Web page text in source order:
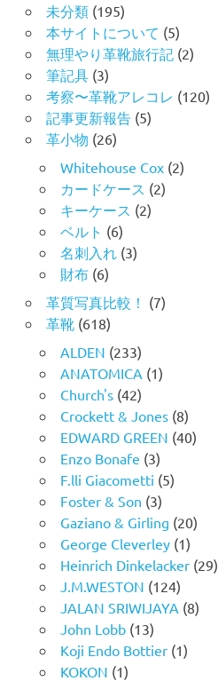
未分類(195)
本サイトについて (5)
無理やり革靴旅行記 (2)
筆記具(3)
考察〜革靴アレコレ (120)
記事更新報告(5)
革小物 (26)
Whitehouse Cox(2)
カードケース (2)
キーケース (2)
ベルト (6)
名刺入れ (3)
財布(6)
革質写真比較！ (7)
革靴(618)
ALDEN (233)
ANATOMICA (1)
Church's(42)
Crockett & Jones(8)
EDWARD GREEN (40)
Enzo Bonafe (3)
F.lli Giacometti (5)
Foster & Son (3)
Gaziano & Girling (20)
George Cleverley(1)
Heinrich Dinkelacker(29)
J.M.WESTON (124)
JALAN SRIWIJAYA (8)
John Lobb(13)
Koji Endo Bottier(1)
KOKON (1)